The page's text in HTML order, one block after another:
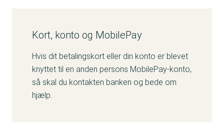
Kort, konto og MobilePay
Hvis dit betalingskort eller din konto er blevet
knyttet til en anden persons MobilePay-konto,
så skal du kontakten banken og bede om
hjælp.